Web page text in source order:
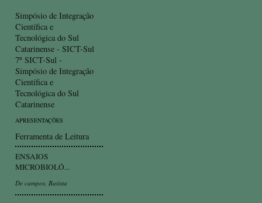
Simpósio de Integração
Científica e
Tecnológica do Sul
Catarinense - SICT-Sul
7º SICT-Sul -
Simpósio de Integração
Científica e
Tecnológica do Sul
Catarinense
APRESENTAÇÕES
Ferramenta de Leitura
ENSAIOS
MICROBIOLÓ...
De campos, Batista